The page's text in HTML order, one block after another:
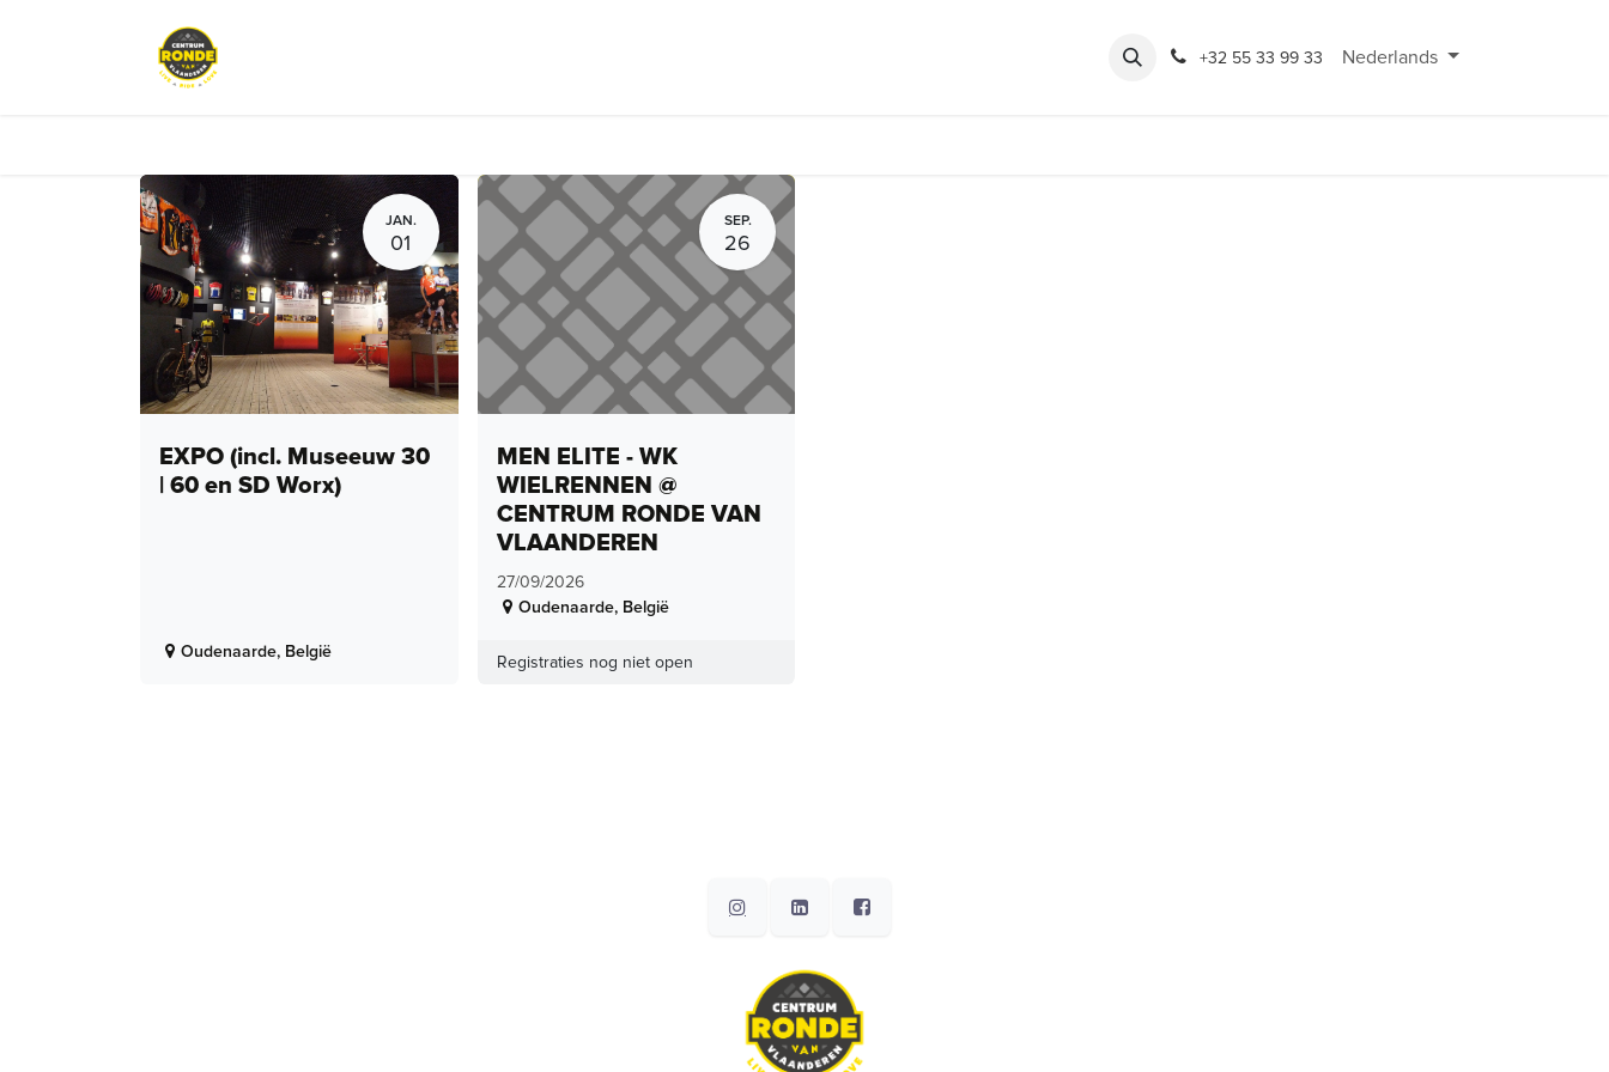
Rondeshop Contact en openingsuren
+32 55 33 99 33 Nederlands
JAN.
01
EXPO (incl. Museeuw 30
| 60 en SD Worx)
Oudenaarde, België
SEP.
26
MEN ELITE - WK
WIELRENNEN @
CENTRUM RONDE VAN
VLAANDEREN
27/09/2026
Oudenaarde, België
Registraties nog niet open